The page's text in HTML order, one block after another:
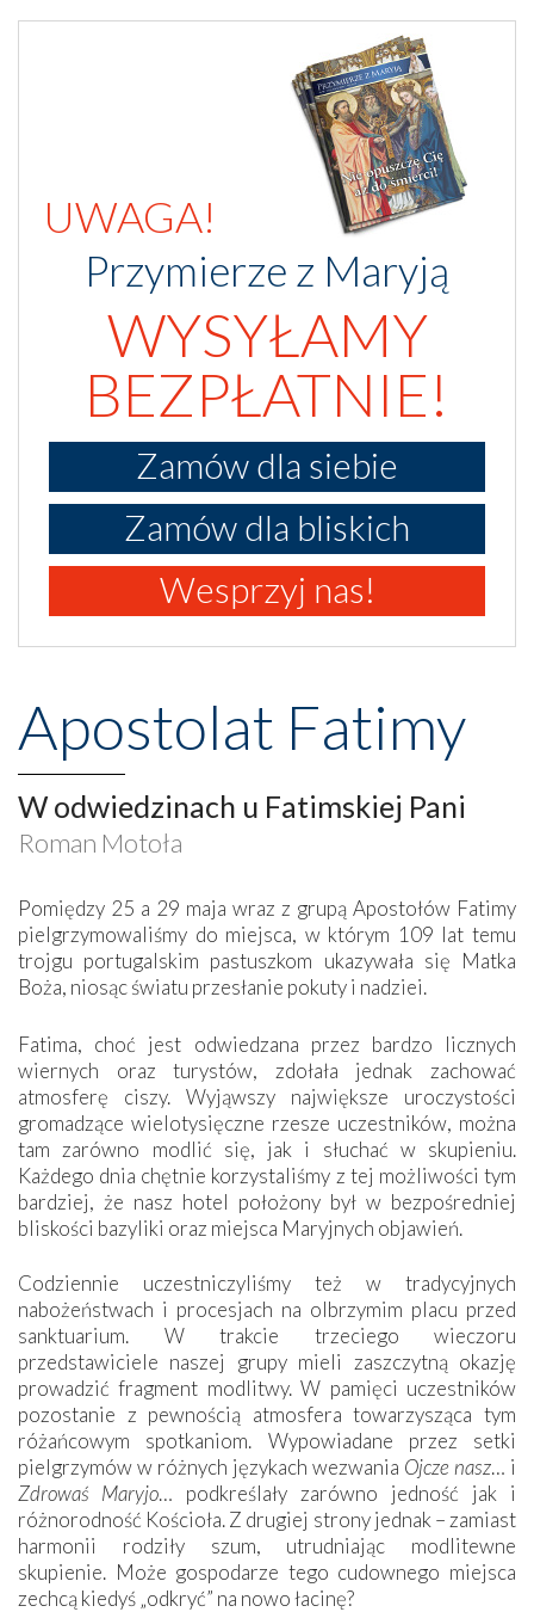
UWAGA!
Przymierze z Maryją
WYSYŁAMY
BEZPŁATNIE!
Zamów dla siebie
Zamów dla bliskich
Wesprzyj nas!
Apostolat Fatimy
W odwiedzinach u Fatimskiej Pani
Roman Motoła
Pomiędzy 25 a 29 maja wraz z grupą Apostołów Fatimy
pielgrzymowaliśmy do miejsca, w którym 109 lat temu
trojgu portugalskim pastuszkom ukazywała się Matka
Boża, niosąc światu przesłanie pokuty i nadziei.
Fatima, choć jest odwiedzana przez bardzo licznych
wiernych oraz turystów, zdołała jednak zachować
atmosferę ciszy. Wyjąwszy największe uroczystości
gromadzące wielotysięczne rzesze uczestników, można
tam zarówno modlić się, jak i słuchać w skupieniu.
Każdego dnia chętnie korzystaliśmy z tej możliwości tym
bardziej, że nasz hotel położony był w bezpośredniej
bliskości bazyliki oraz miejsca Maryjnych objawień.
Codziennie uczestniczyliśmy też w tradycyjnych
nabożeństwach i procesjach na olbrzymim placu przed
sanktuarium. W trakcie trzeciego wieczoru
przedstawiciele naszej grupy mieli zaszczytną okazję
prowadzić fragment modlitwy. W pamięci uczestników
pozostanie z pewnością atmosfera towarzysząca tym
różańcowym spotkaniom. Wypowiadane przez setki
pielgrzymów w różnych językach wezwania Ojcze nasz… i
Zdrowaś Maryjo… podkreślały zarówno jedność jak i
różnorodność Kościoła. Z drugiej strony jednak – zamiast
harmonii rodziły szum, utrudniając modlitewne
skupienie. Może gospodarze tego cudownego miejsca
zechcą kiedyś „odkryć” na nowo łacinę?